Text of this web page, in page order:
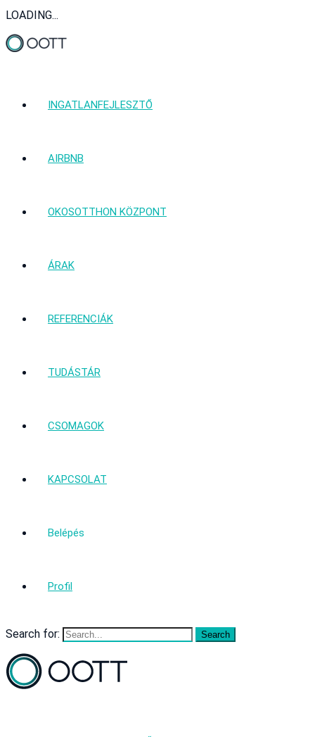
LOADING...
INGATLANFEJLESZTŐ
AIRBNB
OKOSOTTHON KÖZPONT
ÁRAK
REFERENCIÁK
TUDÁSTÁR
CSOMAGOK
KAPCSOLAT
Belépés
Profil
Search for: